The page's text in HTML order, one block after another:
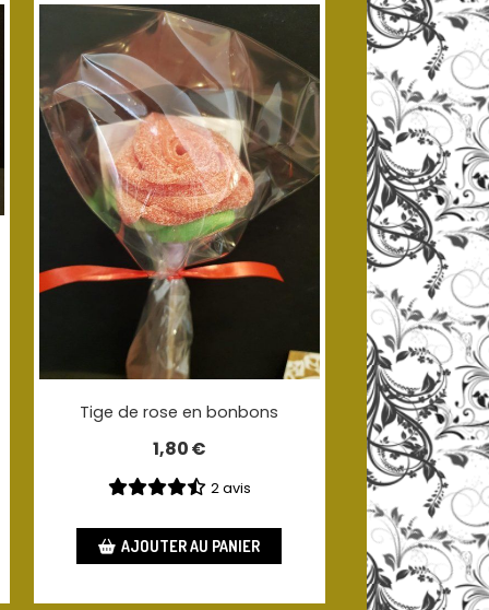
Tige de rose en bonbons
1,80€
2 avis
AJOUTER AU PANIER